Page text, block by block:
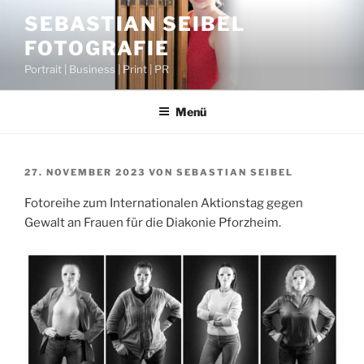
Inhalt
springen
SEBASTIAN SEIBEL
FOTOGRAFIE
Portrait | Business | Print | PR
Menü
VERÖFFENTLICHT
27. NOVEMBER 2023 VON SEBASTIAN SEIBEL
Fotoreihe zum Internationalen Aktionstag gegen
Gewalt an Frauen für die Diakonie Pforzheim.